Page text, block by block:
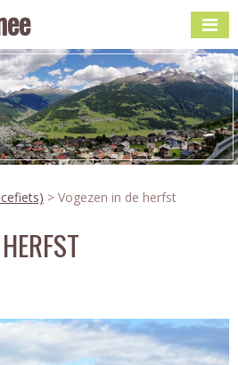
> Vogezen in de herfst